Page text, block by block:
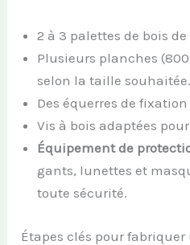
2 à 3 palettes de bois
Plusieurs planches
selon la taille souhaitée.
Des équerres de
Vis à bois adaptées
Équipement de
gants, lunettes et
toute sécurité.
Étapes clés pour